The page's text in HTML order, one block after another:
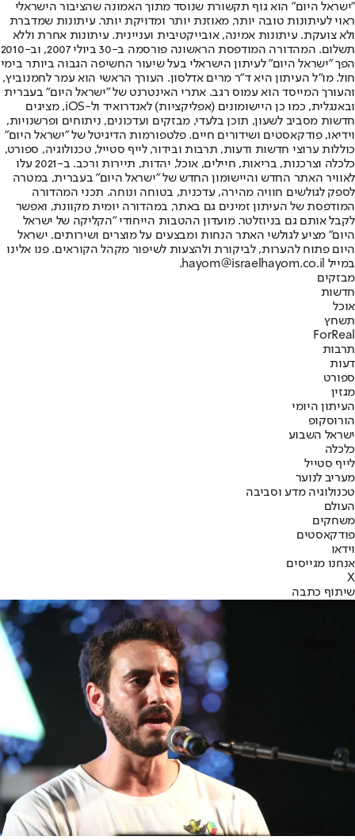
"ישראל היום" הוא גוף תקשורת שנוסד מתוך האמונה שהציבור הישראלי
ראוי לעיתונות טובה יותר, מאוזנת יותר ומדויקת יותר. עיתונות שמדברת
ולא צועקת. עיתונות אמינה, אובייקטיבית ועניינית. עיתונות אחרת וללא
תשלום. המהדורה המודפסת הראשונה פורסמה ב-30 ביולי 2007, וב-2010
הפך "ישראל היום" לעיתון הישראלי בעל שיעור החשיפה הגבוה ביותר בימי
חול. מו"ל העיתון היא ד"ר מרים אדלסון. העורך הראשי הוא עמר לחמנוביץ,
והעורך המייסד הוא עמוס רגב. אתרי האינטרנט של "ישראל היום" בעברית
ובאנגלית, כמו כן היישומונים (אפליקציות) לאנדרואיד ול-iOS, מציגים
חדשות מסביב לשעון, תוכן בלעדי, מבזקים ועדכונים, ניתוחים ופרשנויות,
וידיאו, פודקאסטים ושידורים חיים. פלטפורמות הדיגיטל של "ישראל היום"
כוללות ערוצי חדשות ודעות, תרבות ובידור, לייף סטייל, טכנולוגיה, ספורט,
כלכלה וצרכנות, בריאות, חיילים, אוכל, יהדות, תיירות ורכב. ב-2021 עלו
לאוויר האתר החדש והיישומון החדש של "ישראל היום" בעברית, במטרה
לספק לגולשים חוויה מהירה, עדכנית, בטוחה ונוחה. תכני המהדורה
המודפסת של העיתון זמינים גם באתר, במהדורה יומית מקוונת, ואפשר
לקבל אותם גם בניוזלטר. מועדון ההטבות הייחודי "הקליקה של ישראל
היום" מציע לגולשי האתר הנחות ומבצעים על מוצרים ושירותים. ישראל
היום פתוח להערות, לביקורת ולהצעות לשיפור מקהל הקוראים. פנו אלינו
במייל hayom@israelhayom.co.il.
מבזקים
חדשות
אוכל
תשחץ
ForReal
תרבות
דעות
ספורט
מגזין
העיתון היומי
הורוסקופ
ישראל השבוע
כלכלה
לייף סטייל
מעריב לנוער
טכנולוגיה מדע וסביבה
העולם
משחקים
פודקאסטים
וידאו
אנחנו מגייסים
X
שיתוף כתבה